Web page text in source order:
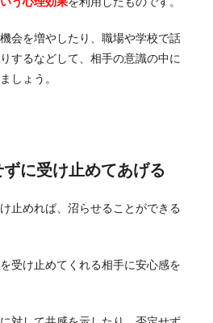
会を増やしたり、職場や学校で話
するなどして、相手の意識の中に
しょう。
に受け止めてあげる
止めれば、沼らせることができる
受け止めてくれる相手に安心感を